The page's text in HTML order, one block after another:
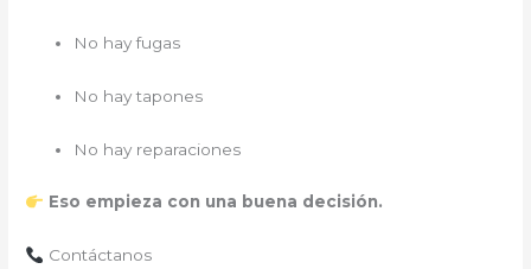
No hay fugas
No hay tapones
No hay reparaciones
Eso empieza con una buena decisión.
Contáctanos